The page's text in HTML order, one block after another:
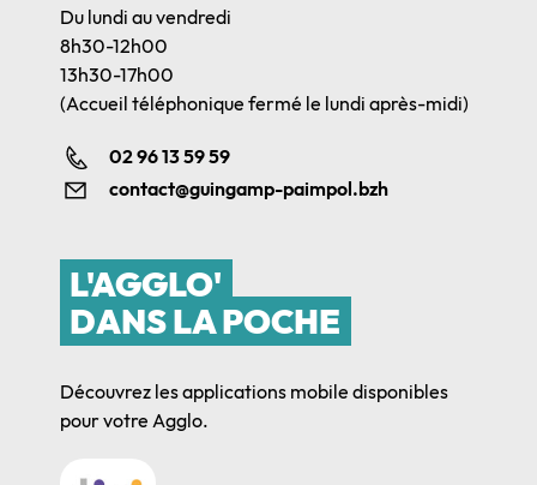
Du lundi au vendredi
8h30-12h00
13h30-17h00
(Accueil téléphonique fermé le lundi après-midi)
02 96 13 59 59
contact@guingamp-paimpol.bzh
L'AGGLO'
DANS LA POCHE
Découvrez les applications mobile disponibles
pour votre Agglo.